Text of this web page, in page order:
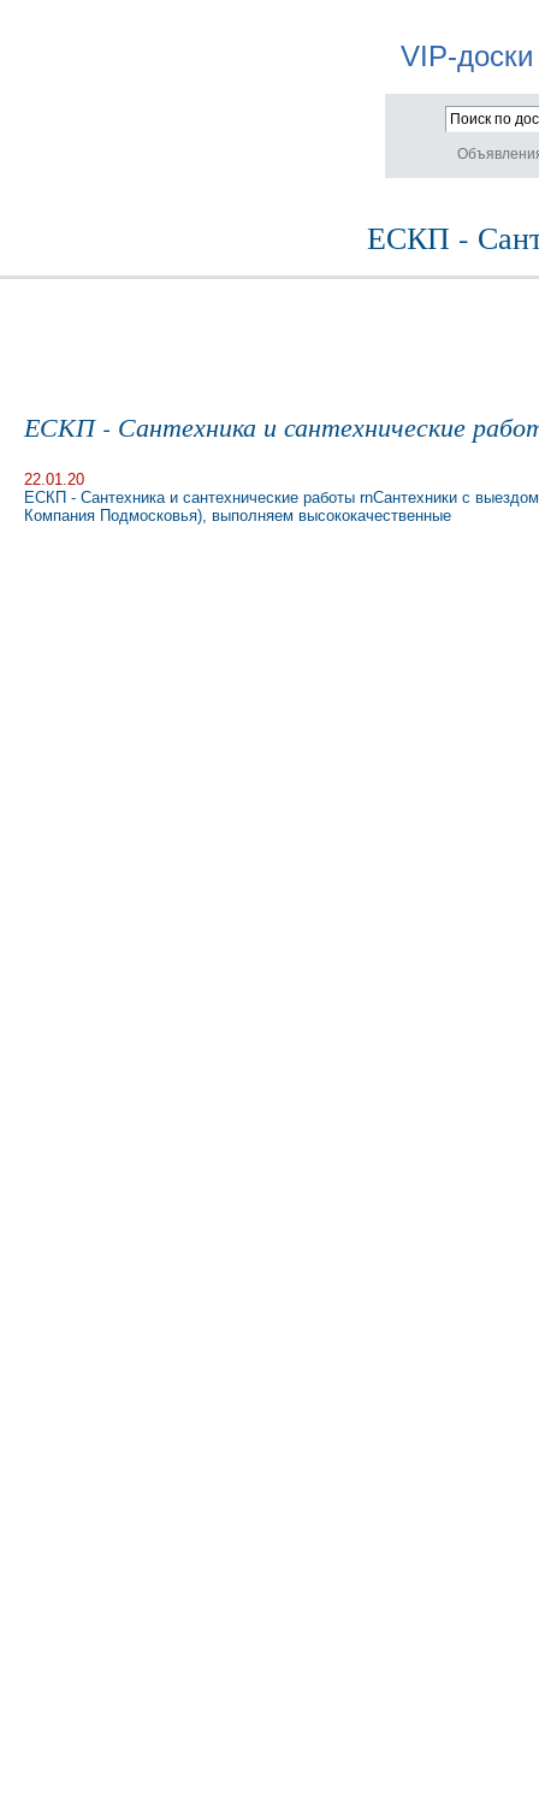
VIP-
ЕСКП -
ЕСКП - Сантехника и сантехнические
22.01.20
ЕСКП - Сантехника и сантехнические работы rnСантехники с
Компания Подмосковья), выполняем высококачественные